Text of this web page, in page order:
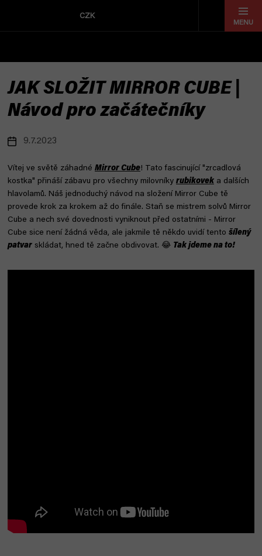
CZK
JAK SLOŽIT MIRROR CUBE |
Návod pro začátečníky
9.7.2023
Vítej ve světě záhadné Mirror Cube! Tato fascinující "zrcadlová
kostka" přináší zábavu pro všechny milovníky rubikovek a dalších
hlavolamů. Náš jednoduchý návod na složení Mirror Cube tě
provede krok za krokem až do finále. Staň se mistrem solvů Mirror
Cube a nech své dovednosti vyniknout před ostatními - Mirror
Cube sice není žádná věda, ale jakmile tě někdo uvidí tento šílený
patvar skládat, hned tě začne obdivovat. 😂 Tak jdeme na to!